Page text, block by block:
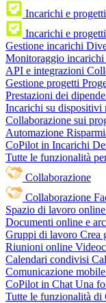
Incarichi e progetti
Incarichi e progetti
Gestione incarichi
Monitoraggio incarichi
API e integrazioni
Gestione progetti
Prestazioni dei
Incarichi su dispositivi
Collaborazione sui
Automazione
CoPilot in Incarichi
Tutte le funzionalità
Collaborazione
Collaborazione
Spazio di lavoro online
Documenti online e
Gruppi di lavoro Crea
Riunioni online
Calendari condivisi
Comunicazione mobile
CoPilot in Chat Una
Tutte le funzionalità di